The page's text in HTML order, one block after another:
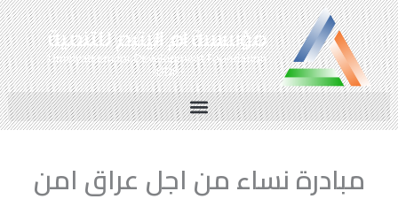
تخطي
إلى
المحتوى
مبادرة نساء من اجل عراق امن